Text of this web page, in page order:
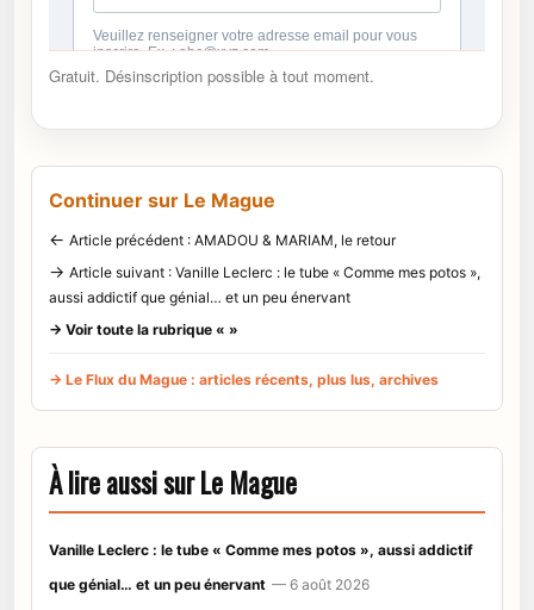
Gratuit. Désinscription possible à tout moment.
Continuer sur Le Mague
← Article précédent : AMADOU & MARIAM, le retour
→ Article suivant : Vanille Leclerc : le tube « Comme mes potos »,
aussi addictif que génial… et un peu énervant
→ Voir toute la rubrique « »
→ Le Flux du Mague : articles récents, plus lus, archives
À lire aussi sur Le Mague
Vanille Leclerc : le tube « Comme mes potos », aussi addictif
que génial… et un peu énervant — 6 août 2026